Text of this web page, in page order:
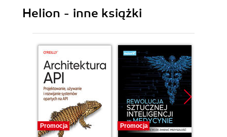
Podstawy Flasha (22)
Okno obrazu (27)
Siatki (30)
Podziałki i linie pomocnicze (32)
Funkcja przyciągania (34)
Przybornik (36)
Wyświetlanie obiektów w różnym powiększeniu
(38)
Helion - inne książki
Promocja Promocja